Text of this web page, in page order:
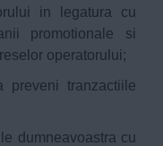
in legatura cu
promotionale si
operatorului;
tranzactiile
dumneavoastra cu